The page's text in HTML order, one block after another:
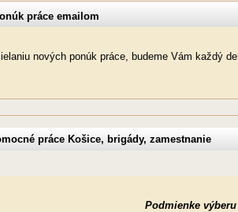
práce emailom
nových ponúk práce, budeme Vám každý
práce Košice, brigády, zamestnanie
Podmienke výberu